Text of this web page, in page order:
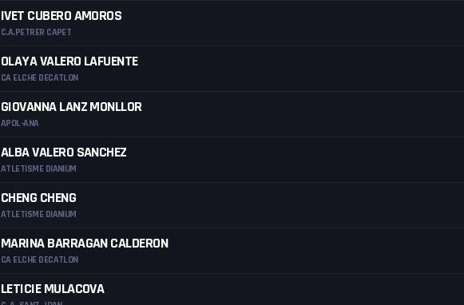
IVET CUBERO AMOROS
C.A.PETRER CAPET
OLAYA VALERO LAFUENTE
CA ELCHE DECATLON
GIOVANNA LANZ MONLLOR
APOL-ANA
ALBA VALERO SANCHEZ
ATLETISME DIANIUM
CHENG CHENG
ATLETISME DIANIUM
MARINA BARRAGAN CALDERON
CA ELCHE DECATLON
LETICIE MULACOVA